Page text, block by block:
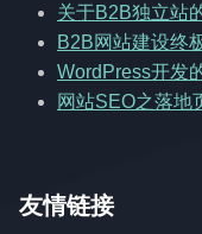
关于B2B独立站
B2B网站建设终
WordPress开发
网站SEO之落地
友情链接